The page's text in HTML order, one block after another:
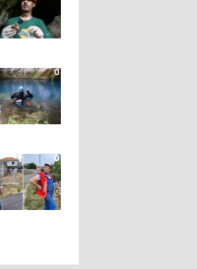
0
0